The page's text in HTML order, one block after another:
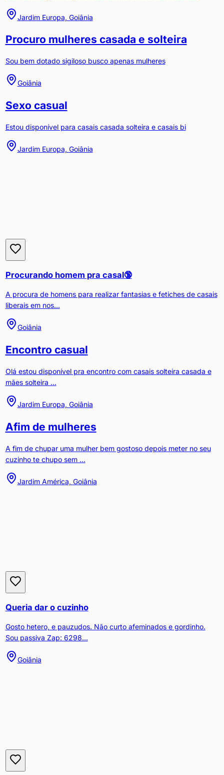
Jardim Europa, Goiânia
Procuro mulheres casada e solteira
Sou bem dotado sigiloso busco apenas mulheres
Goiânia
Sexo casual
Estou disponível para casais casada solteira e casais bi
Jardim Europa, Goiânia
Procurando homem pra casal🔞
A procura de homens para realizar fantasias e fetiches de casais
liberais em nos...
Goiânia
Encontro casual
Olá estou disponível pra encontro com casais solteira casada e
mães solteira ...
Jardim Europa, Goiânia
Afim de mulheres
A fim de chupar uma mulher bem gostoso depois meter no seu
cuzinho te chupo sem ...
Jardim América, Goiânia
Queria dar o cuzinho
Gosto hetero, e pauzudos. Não curto afeminados e gordinho.
Sou passiva Zap: 6298...
Goiânia